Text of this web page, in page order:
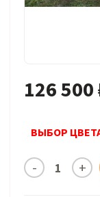
126 500
ВЫБОР